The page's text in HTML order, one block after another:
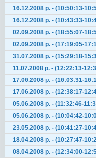
16.12.2008 р. - (10:50:13-
16.12.2008 р. - (10:43:33-
02.09.2008 р. - (18:55:07-
02.09.2008 р. - (17:19:05-
31.07.2008 р. - (15:29:18-
11.07.2008 р. - (12:22:13-
17.06.2008 р. - (16:03:31-
17.06.2008 р. - (12:38:17-
05.06.2008 р. - (11:32:46-
05.06.2008 р. - (10:04:42-
23.05.2008 р. - (10:41:27-
18.04.2008 р. - (10:27:47-
08.04.2008 р. - (12:34:00-